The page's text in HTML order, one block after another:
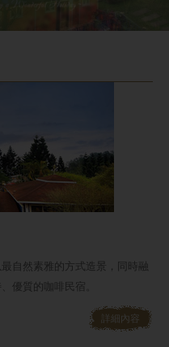
自然素雅的方式造景，同時融
優質的咖啡民宿。
詳細內容